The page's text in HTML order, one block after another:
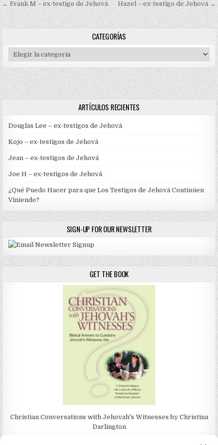
Navegación de entradas
← Frank M – ex-testigo de Jehová Hazel – ex-testigo de Jehová →
CATEGORÍAS
Categorías
ARTÍCULOS RECIENTES
Douglas Lee – ex-testigos de Jehová
Kojo – ex-testigos de Jehová
Jean – ex-testigos de Jehová
Joe H – ex-testigos de Jehová
¿Qué Puedo Hacer para que Los Testigos de Jehová Continúen
Viniendo?
SIGN-UP FOR OUR NEWSLETTER
GET THE BOOK
Christian Conversations with Jehovah's Witnesses by Christina
Darlington